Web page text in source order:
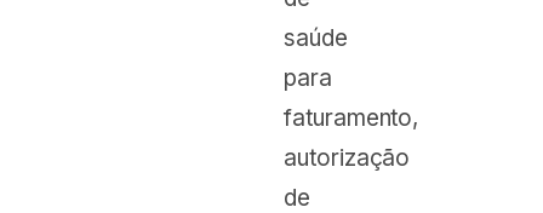
saúde
para
faturamento,
autorização
de